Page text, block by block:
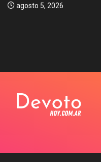
agosto 5, 2026